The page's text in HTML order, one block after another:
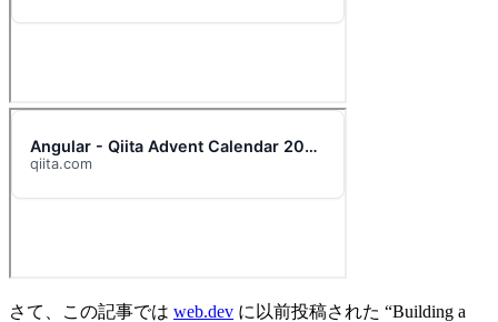
さて、この記事では web.dev に以前投稿された “Building a